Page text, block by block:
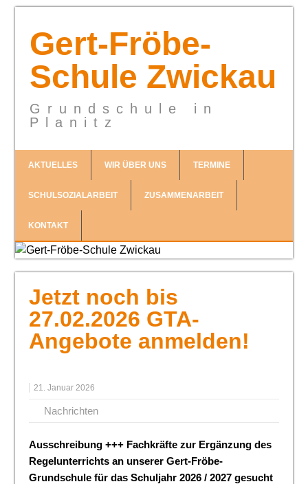
Gert-Fröbe-
Schule Zwickau
Grundschule in
Planitz
AKTUELLES WIR ÜBER UNS TERMINE
SCHULSOZIALARBEIT ZUSAMMENARBEIT
KONTAKT
Jetzt noch bis
27.02.2026 GTA-
Angebote anmelden!
21. Januar 2026
Nachrichten
Ausschreibung +++ Fachkräfte zur Ergänzung des
Regelunterrichts an unserer Gert-Fröbe-
Grundschule für das Schuljahr 2026 / 2027 gesucht